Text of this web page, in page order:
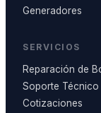
Generadores
SERVICIOS
Reparación de
Soporte Técnico
Cotizaciones